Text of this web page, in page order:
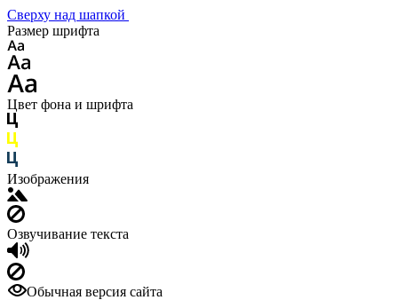
Сверху над шапкой
Размер шрифта
Цвет фона и шрифта
Изображения
Озвучивание текста
Обычная версия сайта